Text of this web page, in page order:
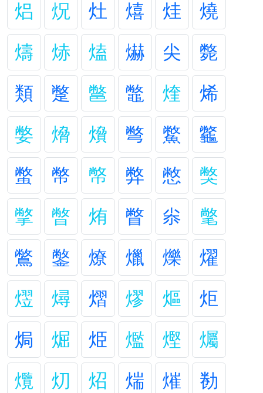
焒
炾 灶 熺 烓
燒
燽
焃 熆 爀 尖
斃
類
蹩 鄨 鼈 煃
烯
嫳
熁 燲 彆 鱉
龞
蟞
幣 幤 弊 憋
獘
撆
暼 烠 瞥 尜
氅
鷩
鐅 燎 爉 爍
燿
熤
燖 熠 熮 熰
炬
焗
煀 烥 爁 熞
爥
爦
灱 炤 煓 熣
勌